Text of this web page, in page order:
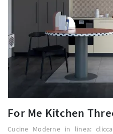
For Me Kitchen
Cucine Moderne in linea: